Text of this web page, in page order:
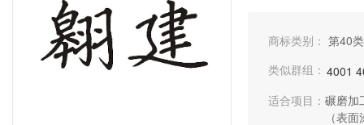
商标类别： 第40
类似群组： 4001
适合项目： 碾磨加
（表